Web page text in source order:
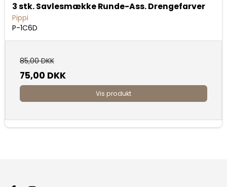
3 stk. Savlesmække Runde-Ass. Drengefarver
Pippi
P-1C6D
85,00 DKK
75,00 DKK
Vis produkt